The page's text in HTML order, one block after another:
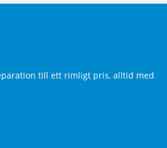
till ett rimligt pris, alltid med